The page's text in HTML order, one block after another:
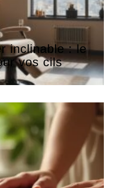
inclinable : le
vos cils